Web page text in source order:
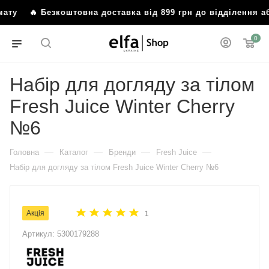
🔥 Безкоштовна доставка від 899 грн до відділення
0
Набір для догляду за тілом
Fresh Juice Winter Cherry
№6
Головна — Каталог — Бренди — Fresh Juice —
Набір для догляду за тілом Fresh Juice Winter Cherry №6
Акція 1
Артикул: 5300179288